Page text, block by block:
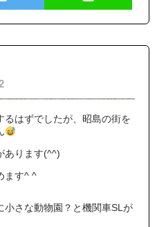
はずでしたが、昭島の街を
あります(^^)
ます^ ^
小さな動物園？と機関車SLが